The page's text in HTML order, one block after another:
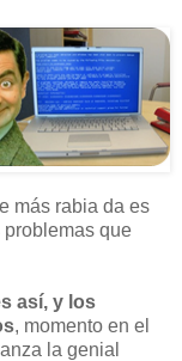
más rabia da es
problemas que
así, y los
, momento en el
la genial